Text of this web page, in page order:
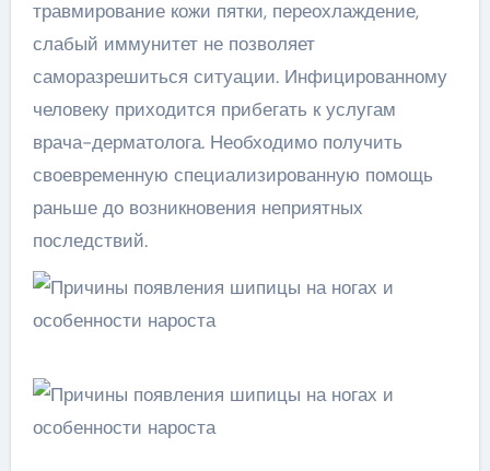
травмирование кожи пятки, переохлаждение,
слабый иммунитет не позволяет
саморазрешиться ситуации. Инфицированному
человеку приходится прибегать к услугам
врача-дерматолога. Необходимо получить
своевременную специализированную помощь
раньше до возникновения неприятных
последствий.